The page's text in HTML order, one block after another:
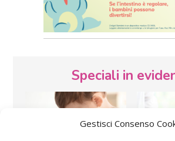
Gestisci Consenso
Speciali in